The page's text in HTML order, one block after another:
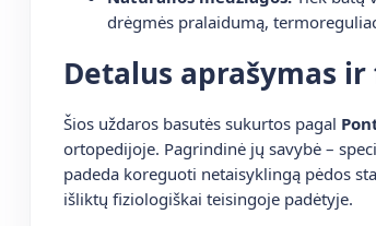
drėgmės pralaidumą,
Detalus aprašymas
Šios uždaros basutės sukurtos pagal
ortopedijoje. Pagrindinė jų savybė –
padeda koreguoti netaisyklingą pėdos
išliktų fiziologiškai teisingoje padėtyje.